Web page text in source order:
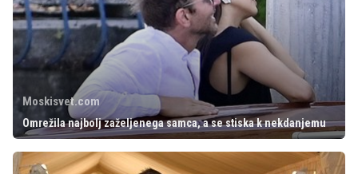
Moskisvet.com
Omrežila najbolj zaželjenega samca, a se stiska k nekdanjemu